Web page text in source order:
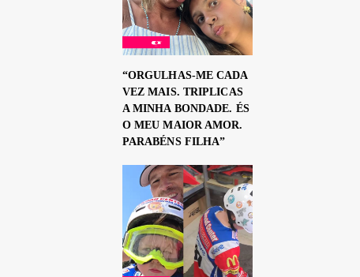
“ORGULHAS-ME CADA
VEZ MAIS. TRIPLICAS
A MINHA BONDADE. ÉS
O MEU MAIOR AMOR.
PARABÉNS FILHA”